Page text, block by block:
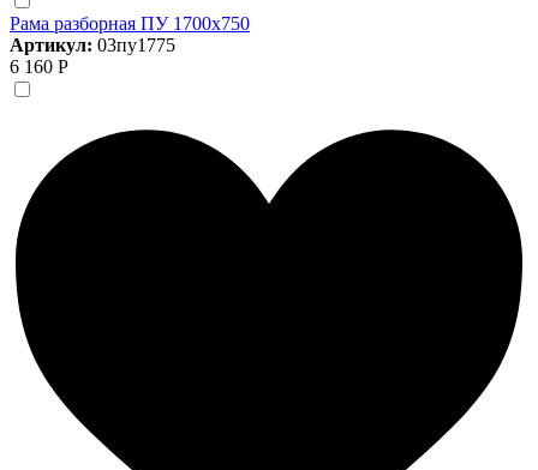
Рама разборная ПУ 1700х750
Артикул: 03пу1775
6 160 Р